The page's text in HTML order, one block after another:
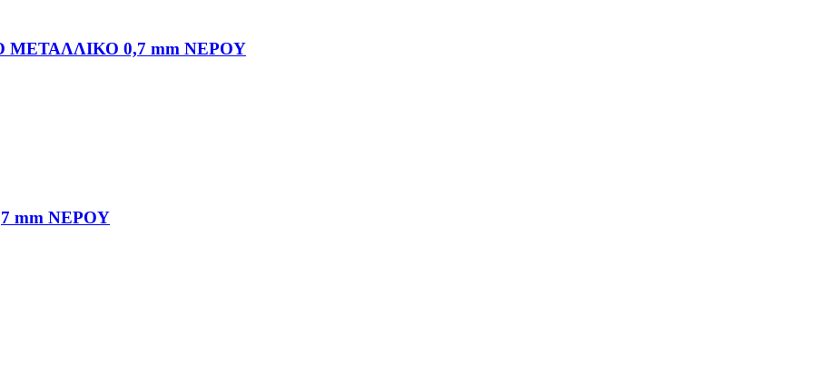
ΜΕΤΑΛΛΙΚΟ 0,7 mm ΝΕΡΟΥ
mm ΝΕΡΟΥ